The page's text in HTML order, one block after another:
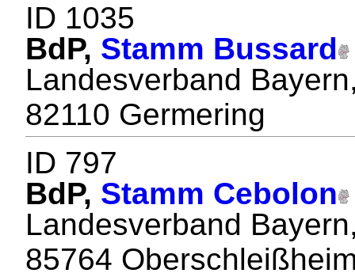
ID 1035
BdP, Stamm Bussard
Landesverband
82110 Germering
ID 797
BdP, Stamm Cebolon
Landesverband
85764